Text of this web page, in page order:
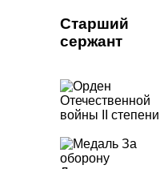
Старший
сержант